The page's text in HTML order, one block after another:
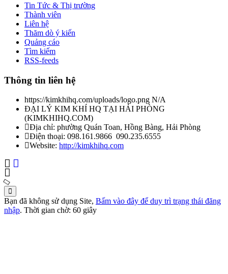
Tin Tức & Thị trường
Thành viên
Liên hệ
Thăm dò ý kiến
Quảng cáo
Tìm kiếm
RSS-feeds
Thông tin liên hệ
https://kimkhihq.com/uploads/logo.png N/A
ĐẠI LÝ KIM KHÍ HQ TẠI HẢI PHÒNG
(KIMKHIHQ.COM)
Địa chỉ: phường Quán Toan, Hồng Bàng, Hải Phòng
Điện thoại: 098.161.9866 090.235.6555
Website: http://kimkhihq.com
Bạn đã không sử dụng Site, Bấm vào đây để duy trì trạng thái đăng
nhập. Thời gian chờ: 60 giây